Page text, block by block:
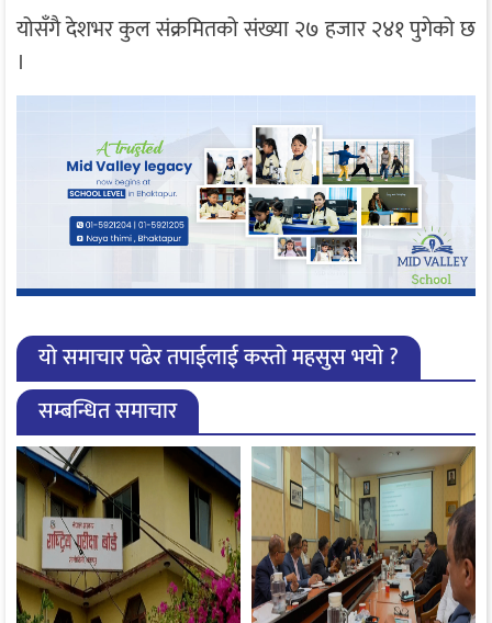
योसँगै देशभर कुल संक्रमितको संख्या २७ हजार २४१ पुगेको छ
।
यो समाचार पढेर तपाईलाई कस्तो महसुस भयो ?
सम्बन्धित समाचार